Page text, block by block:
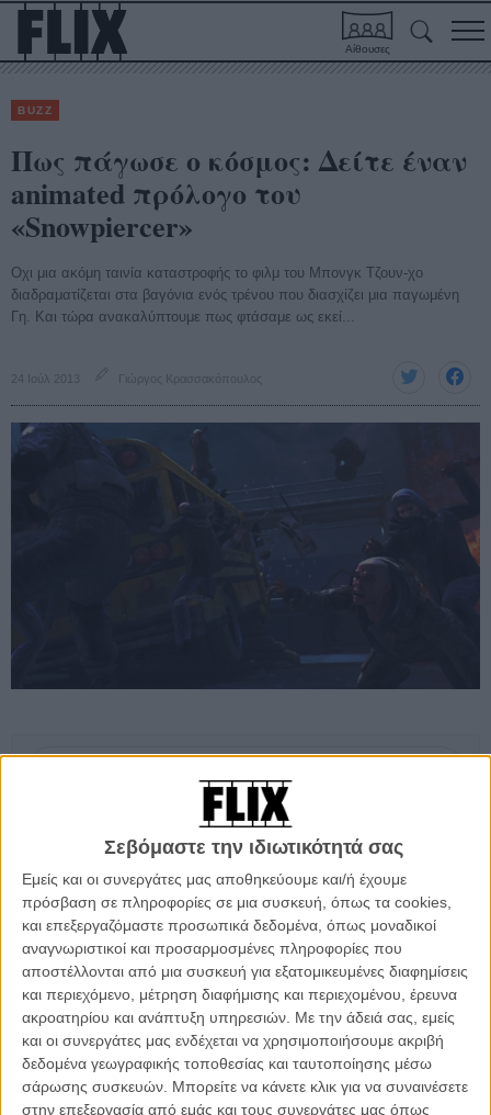
Σεβόμαστε την ιδιωτικότητά σας
Εμείς και οι συνεργάτες μας αποθηκεύουμε και/ή έχουμε
πρόσβαση σε πληροφορίες σε μια συσκευή, όπως τα cookies,
και επεξεργαζόμαστε προσωπικά δεδομένα, όπως μοναδικοί
αναγνωριστικοί και προσαρμοσμένες πληροφορίες που
αποστέλλονται από μια συσκευή για εξατομικευμένες διαφημίσεις
και περιεχόμενο, μέτρηση διαφήμισης και περιεχομένου, έρευνα
ακροατηρίου και ανάπτυξη υπηρεσιών. Με την άδειά σας, εμείς
και οι συνεργάτες μας ενδέχεται να χρησιμοποιήσουμε ακριβή
δεδομένα γεωγραφικής τοποθεσίας και ταυτοποίησης μέσω
σάρωσης συσκευών. Μπορείτε να κάνετε κλικ για να συναινέσετε
στην επεξεργασία από εμάς και τους συνεργάτες μας όπως
Αίθουσες
BUZZ
Πως πάγωσε ο κόσμος: Δείτε έναν
animated πρόλογο του
«Snowpiercer»
Οχι μια ακόμη ταινία καταστροφής το φιλμ του Μπονγκ Τζουν-χο
διαδραματίζεται στα βαγόνια ενός τρένου που διασχίζει μια παγωμένη
Γη. Και τώρα ανακαλύπτουμε πως φτάσαμε ως εκεί...
24 Ιούλ 2013 Γιώργος Κρασσακόπουλος
Google
Αν νομίζατε ότι το τέλος θα έρθει από την υπερθέρμανση του
πλανήτη, μάλλον κάνατε λάθος. Στην νέα πολυαναμενόμενη ταινία
του σκηνοθέτη του «The Host», η Γη είναι παγωμένη, η ζωή έχει
μπει στην κατάψυξη και η μόνη ελπίδα για το ανθρώπινο είδος είναι
ένα τρένο.
Ο «Snowpiercer» κινείται γύρω από τον πλανήτη, κουβαλώντας
πάνω του τους τελευταίους ζωντανούς: Τους τυχερούς που έχουν
επιλεγεί να επιβιώσουν και που αποτελούν την άρχουσα τάξη στα
μπροστινά βαγόνια κι όσους θα τους βοηθήσουν να το καταφέρουν,
τους «εργάτες» αυτής της κινούμενης κυψέλης που περνούν τον